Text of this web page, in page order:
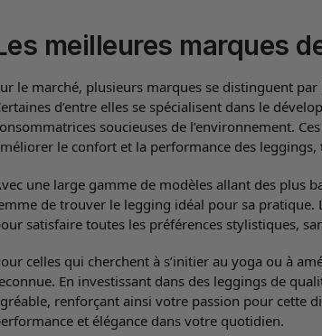
meilleures marques
le marché, plusieurs marques se distinguent
d’entre elles se spécialisent dans le
soucieuses de l’environnement.
le confort et la performance des leggings,
une large gamme de modèles allant des plus
de trouver le legging idéal pour sa pratique.
satisfaire toutes les préférences stylistiques,
celles qui cherchent à s’initier au yoga ou à
En investissant dans des leggings de
renforçant ainsi votre passion pour cette
et élégance dans votre quotidien.